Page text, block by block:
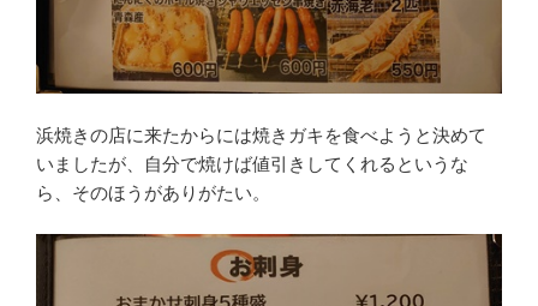
浜焼きの店に来たからには焼きガキを食べようと決めて
いましたが、自分で焼けば値引きしてくれるというな
ら、そのほうがありがたい。